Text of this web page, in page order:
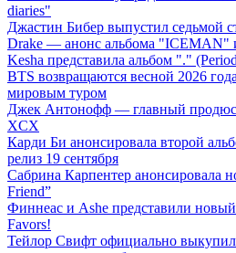
diaries"
Джастин Бибер выпустил седьмой
Drake — анонс альбома "ICEMAN"
Kesha представила альбом "."
BTS возвращаются весной 2026
мировым туром
Джек Антонофф — главный
XCX
Карди Би анонсировала второй
релиз 19 сентября
Сабрина Карпентер анонсировала
Friend”
Финнеас и Ashe представили
Favors!
Тейлор Свифт официально